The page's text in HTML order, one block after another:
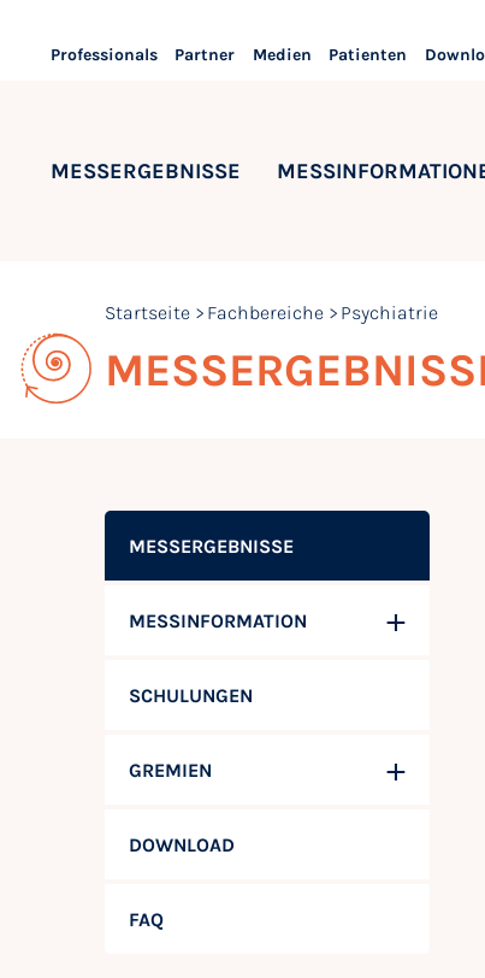
Professionals Partner Medien Patienten
MESSERGEBNISSE
Startseite Fachbereiche Psychiatrie
MESSERGEBNISSE
MESSINFORMATION
SCHULUNGEN
GREMIEN
DOWNLOAD
FAQ